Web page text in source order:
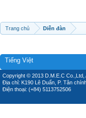
Trang chủ Diễn đàn
Tiếng Việt
Copyright © 2013 D.M.E.C Co.,Ltd,
Địa chỉ: K190 Lê Duẩn, P. Tân
Điện thoại: (+84) 5113752506